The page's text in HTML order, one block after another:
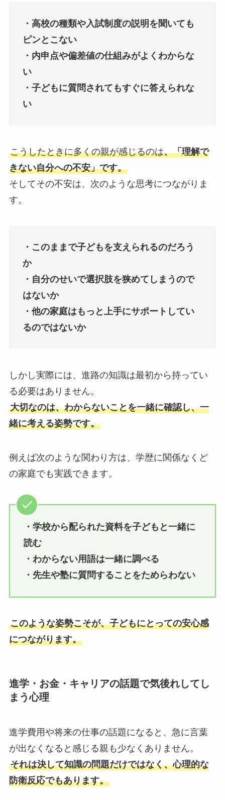
・高校の種類や入試制度の説明を聞いても
ピンとこない
・内申点や偏差値の仕組みがよくわからな
い
・子どもに質問されてもすぐに答えられな
い
こうしたときに多くの親が感じるのは、「理解で
きない自分への不安」です。
そしてその不安は、次のような思考につながりま
す。
・このままで子どもを支えられるのだろう
か
・自分のせいで選択肢を狭めてしまうので
はないか
・他の家庭はもっと上手にサポートしてい
るのではないか
しかし実際には、進路の知識は最初から持ってい
る必要はありません。
大切なのは、わからないことを一緒に確認し、一
緒に考える姿勢です。
例えば次のような関わり方は、学歴に関係なくど
の家庭でも実践できます。
・学校から配られた資料を子どもと一緒に
読む
・わからない用語は一緒に調べる
・先生や塾に質問することをためらわない
このような姿勢こそが、子どもにとっての安心感
につながります。
進学・お金・キャリアの話題で気後れしてし
まう心理
進学費用や将来の仕事の話題になると、急に言葉
が出なくなると感じる親も少なくありません。
それは決して知識の問題だけではなく、心理的な
防衛反応でもあります。